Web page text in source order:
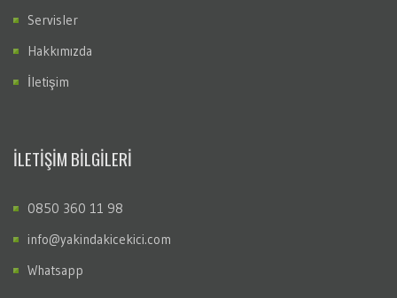
Servisler
Hakkımızda
İletişim
İLETİŞİM BİLGİLERİ
0850 360 11 98
info@yakindakicekici.com
Whatsapp